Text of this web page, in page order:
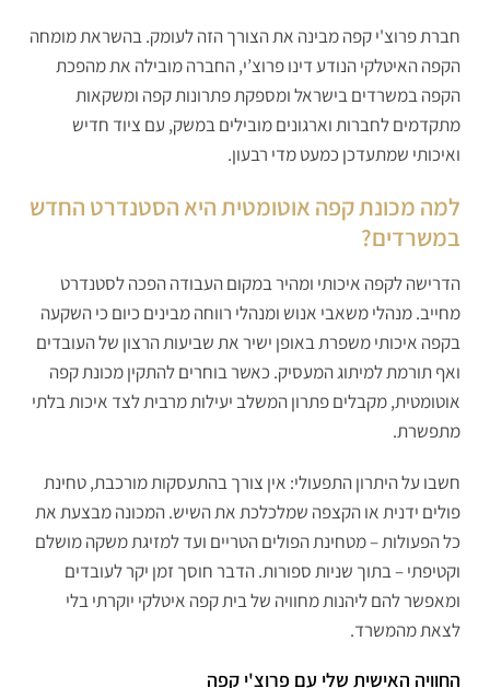
חברת פרוצ'י קפה מבינה את הצורך הזה לעומק. בהשראת מומחה
הקפה האיטלקי הנודע דינו פרוצ’י, החברה מובילה את מהפכת
הקפה במשרדים בישראל ומספקת פתרונות קפה ומשקאות
מתקדמים לחברות וארגונים מובילים במשק, עם ציוד חדיש
ואיכותי שמתעדכן כמעט מדי רבעון.
למה מכונת קפה אוטומטית היא הסטנדרט החדש
במשרדים?
הדרישה לקפה איכותי ומהיר במקום העבודה הפכה לסטנדרט
מחייב. מנהלי משאבי אנוש ומנהלי רווחה מבינים כיום כי השקעה
בקפה איכותי משפרת באופן ישיר את שביעות הרצון של העובדים
ואף תורמת למיתוג המעסיק. כאשר בוחרים להתקין מכונת קפה
אוטומטית, מקבלים פתרון המשלב יעילות מרבית לצד איכות בלתי
מתפשרת.
חשבו על היתרון התפעולי: אין צורך בהתעסקות מורכבת, טחינת
פולים ידנית או הקצפה שמלכלכת את השיש. המכונה מבצעת את
כל הפעולות – מטחינת הפולים הטריים ועד למזיגת משקה מושלם
וקטיפתי – בתוך שניות ספורות. הדבר חוסך זמן יקר לעובדים
ומאפשר להם ליהנות מחוויה של בית קפה איטלקי יוקרתי בלי
לצאת מהמשרד.
החוויה האישית שלי עם פרוצ'י קפה